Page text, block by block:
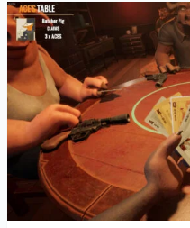
若ゲのいた
『うつヌケ』『ペ
一先生によるゲ
なんでゲーム
ゲーム開発者・
具体的な形から解
です。
ゲームが変え
「経験値」「裏
の起源や用法の変
イニーP氏が徹底
嘘とブラフに特化した、訳ア
ム『Liar’s Bar』Steamにて早
も見破るのも命懸けの駆け引